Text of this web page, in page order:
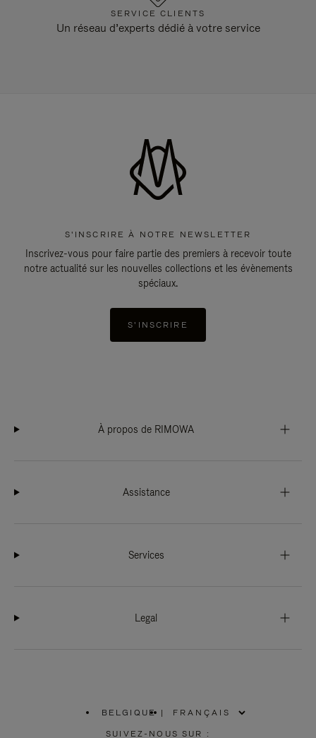
SERVICE CLIENTS
Un réseau d’experts dédié à votre service
S'INSCRIRE À NOTRE NEWSLETTER
Inscrivez-vous pour faire partie des premiers à recevoir toute
notre actualité sur les nouvelles collections et les évènements
spéciaux.
S'INSCRIRE
À propos de RIMOWA
Assistance
Services
Legal
BELGIQUE
SÉLECTIONNEZ
|
SUIVEZ-NOUS SUR :